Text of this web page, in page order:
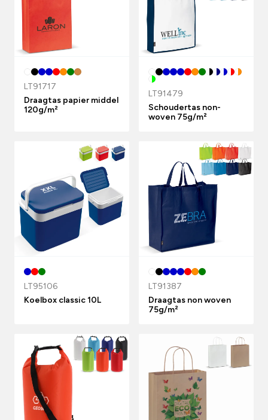
LT91717
Draagtas papier middel
120g/m²
LT91479
Schoudertas non-
woven 75g/m²
LT95106
Koelbox classic 10L
LT91387
Draagtas non woven
75g/m²